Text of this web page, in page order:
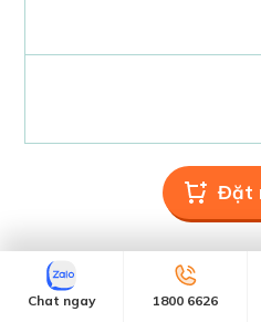
Chat ngay 1800 6626